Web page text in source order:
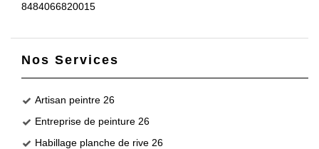
8484066820015
Nos Services
Artisan peintre 26
Entreprise de peinture 26
Habillage planche de rive 26